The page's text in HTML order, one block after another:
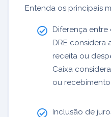
Entenda os principais
Diferença
DRE considera
receita ou
Caixa
ou recebimento
Inclusão de